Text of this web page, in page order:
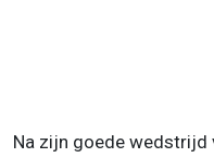
Na zijn goede wedstrijd